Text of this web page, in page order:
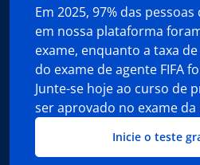
Em 2025, 97% das
em nossa plataforma
exame, enquanto a taxa
do exame de agente FIFA
Junte-se hoje ao curso de
ser aprovado no exame da
Inicie o teste